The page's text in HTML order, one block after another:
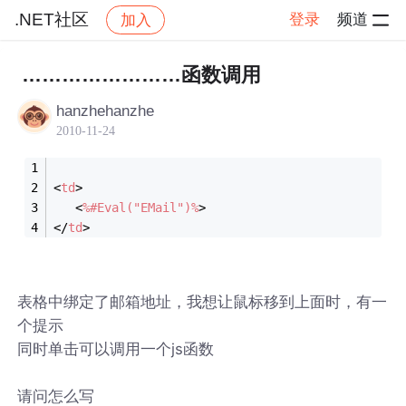
.NET社区 加入 登录 频道
帖子详情
……………………函数调用
hanzhehanzhe
2010-11-24
<td>
<%#Eval("EMail")%>
</td>
表格中绑定了邮箱地址，我想让鼠标移到上面时，有一
个提示
同时单击可以调用一个js函数
请问怎么写